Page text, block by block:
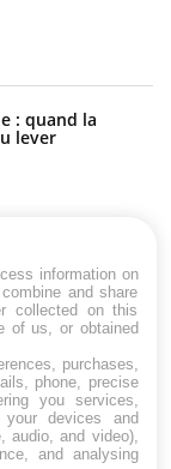
: quand la
lever
latérale
information on
and share
collected on this
of us, or obtained
purchases,
phone, precise
you services,
devices and
audio, and video),
and analysing